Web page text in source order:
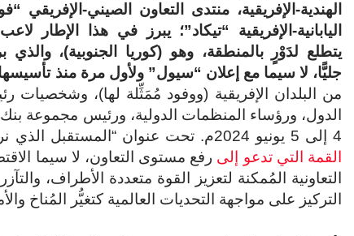
الهندية-الإفريقية، منتدى التعاون الصيني-الإفريقي
اليابانية-الإفريقية “تيكاد”؛ يبرز في هذا الإطار
يتطلع لدَوْرٍ بالمنطقة، وهو (كوريا الجنوبية)، والذي
جليًّا، لا سيما مع إعلان “سيول” ولأول مرة منذ
من البلدان الإفريقية (ووفود مُمَثِّلة لها)،
الدول، ورؤساء المنظمات الدولية، ورئيس مجموعة
4 إلى 5 يونيو 2024م. تحت عنوان “المستقبل الذي نريد صُنعه معًا: النمو المشترك والاستدامة والتضامن”، تأتي
القمة التي تدعو إلى رفع مستوى التعاون، لا سيما
التعاونية المُمكنة لتعزيز القوة متعددة الأطراف،
التركيز على مواجهة التحديات العالمية كتغيُّر المُناخ